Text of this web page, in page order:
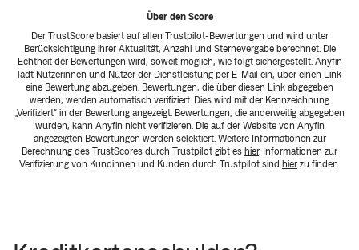
Über den Score
Der TrustScore basiert auf allen Trustpilot-Bewertungen und wird unter
Berücksichtigung ihrer Aktualität, Anzahl und Sternevergabe berechnet. Die
Echtheit der Bewertungen wird, soweit möglich, wie folgt sichergestellt. Anyfin
lädt Nutzerinnen und Nutzer der Dienstleistung per E-Mail ein, über einen Link
eine Bewertung abzugeben. Bewertungen, die über diesen Link abgegeben
werden, werden automatisch verifiziert. Dies wird mit der Kennzeichnung
„Verifiziert“ in der Bewertung angezeigt. Bewertungen, die anderweitig abgegeben
wurden, kann Anyfin nicht verifizieren. Die auf der Website von Anyfin
angezeigten Bewertungen werden selektiert. Weitere Informationen zur
Berechnung des TrustScores durch Trustpilot gibt es hier. Informationen zur
Verifizierung von Kundinnen und Kunden durch Trustpilot sind hier zu finden.